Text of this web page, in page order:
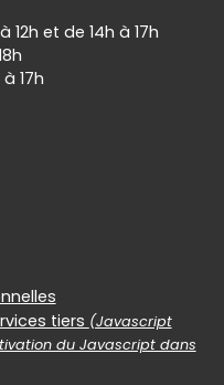
et de 14h à 17h
17h
tiers (Javascript
du Javascript dans